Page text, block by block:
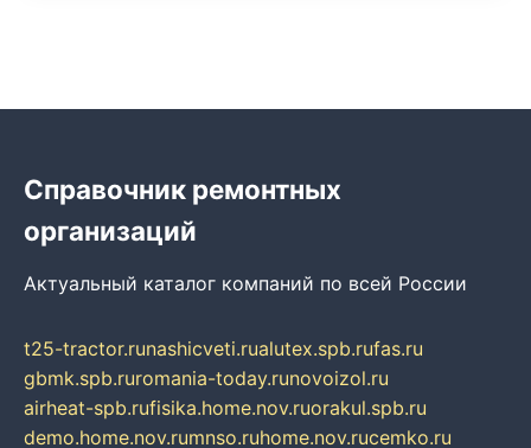
Справочник ремонтных
организаций
Актуальный каталог компаний по всей России
t25-tractor.runashicveti.rualutex.spb.rufas.ru
gbmk.spb.ruromania-today.runovoizol.ru
airheat-spb.rufisika.home.nov.ruorakul.spb.ru
demo.home.nov.rumnso.ruhome.nov.rucemko.ru